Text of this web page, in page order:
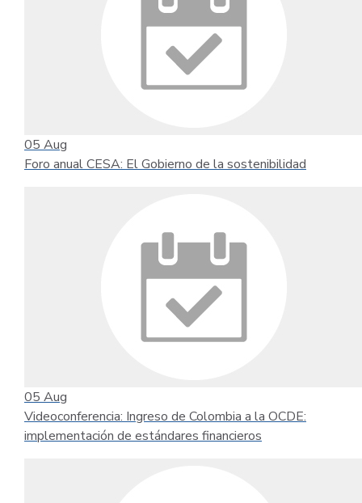
05 Aug
Foro anual CESA: El Gobierno de la sostenibilidad
05 Aug
Videoconferencia: Ingreso de Colombia a la OCDE:
implementación de estándares financieros